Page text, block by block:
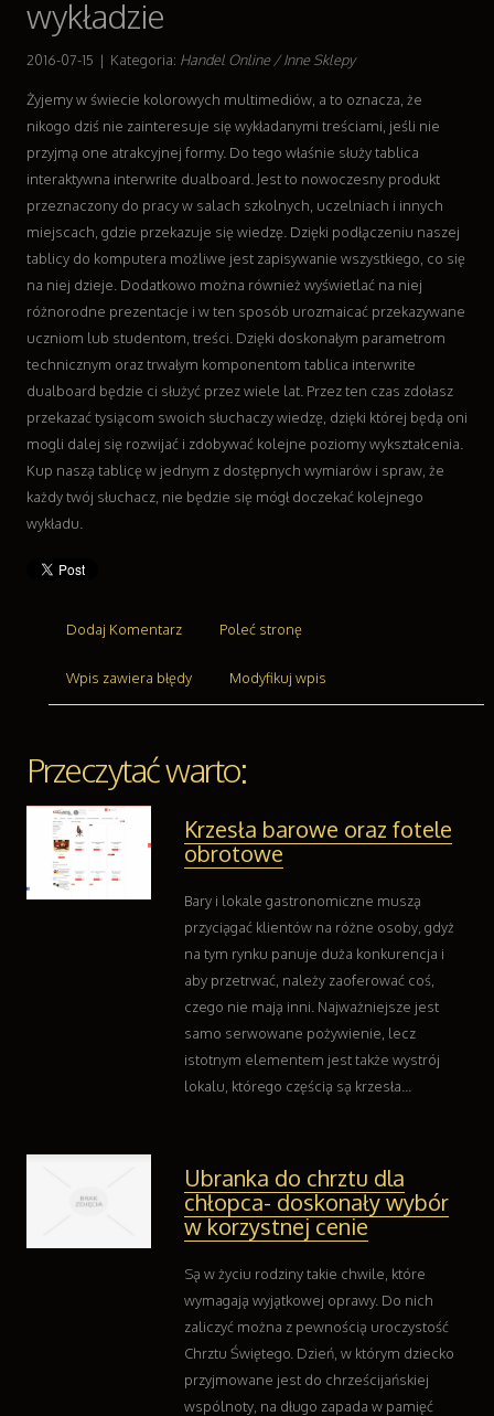
Wyposażenie Wnętrz
Wyposażenie Łazienki
Sport
Elektronika, RTV, AGD
Art. Dla Zwierząt
Ogród, Rośliny
Chemia
Art. Spożywcze
Materiały Eksploatacyjne
Inne Sklepy
Sprzęt
Maszyny
Narzędzia
Przemysł Metalowy
Transport
Transport
Części Samochodowe
Agencje Reklamowe
Inne Agencje
Imprezy Integracyjne
Hobby
Zajęcia Sportowe i Rekreacyjne
Branże
Informatyczne
Restauracje, Catering
Fotografia
Adwokaci, Porady Prawne
Ślub i Wesele
Weterynaryjne, Hodowla Zwierząt
Sprzątanie, Porządkowanie
Serwis
Opieka
Hotele i Noclegi
Podróże
Wypoczynek
Dietetyka, Odchudzanie
Kosmetyki
Leczenie
Salony Kosmetyczne
Sprzęt Medyczny
wykładzie
2016-07-15 | Kategoria: Handel Online / Inne Sklepy
Żyjemy w świecie kolorowych multimediów, a to oznacza, że
nikogo dziś nie zainteresuje się wykładanymi treściami, jeśli nie
przyjmą one atrakcyjnej formy. Do tego właśnie służy tablica
interaktywna interwrite dualboard. Jest to nowoczesny produkt
przeznaczony do pracy w salach szkolnych, uczelniach i innych
miejscach, gdzie przekazuje się wiedzę. Dzięki podłączeniu naszej
tablicy do komputera możliwe jest zapisywanie wszystkiego, co się
na niej dzieje. Dodatkowo można również wyświetlać na niej
różnorodne prezentacje i w ten sposób urozmaicać przekazywane
uczniom lub studentom, treści. Dzięki doskonałym parametrom
technicznym oraz trwałym komponentom tablica interwrite
dualboard będzie ci służyć przez wiele lat. Przez ten czas zdołasz
przekazać tysiącom swoich słuchaczy wiedzę, dzięki której będą oni
mogli dalej się rozwijać i zdobywać kolejne poziomy wykształcenia.
Kup naszą tablicę w jednym z dostępnych wymiarów i spraw, że
każdy twój słuchacz, nie będzie się mógł doczekać kolejnego
wykładu.
Dodaj Komentarz Poleć stronę
Wpis zawiera błędy Modyfikuj wpis
Przeczytać warto:
Krzesła barowe oraz fotele
obrotowe
Bary i lokale gastronomiczne muszą
przyciągać klientów na różne osoby, gdyż
na tym rynku panuje duża konkurencja i
aby przetrwać, należy zaoferować coś,
czego nie mają inni. Najważniejsze jest
samo serwowane pożywienie, lecz
istotnym elementem jest także wystrój
lokalu, którego częścią są krzesła...
Ubranka do chrztu dla
chłopca- doskonały wybór
w korzystnej cenie
Są w życiu rodziny takie chwile, które
wymagają wyjątkowej oprawy. Do nich
zaliczyć można z pewnością uroczystość
Chrztu Świętego. Dzień, w którym dziecko
przyjmowane jest do chrześcijańskiej
wspólnoty, na długo zapada w pamięć